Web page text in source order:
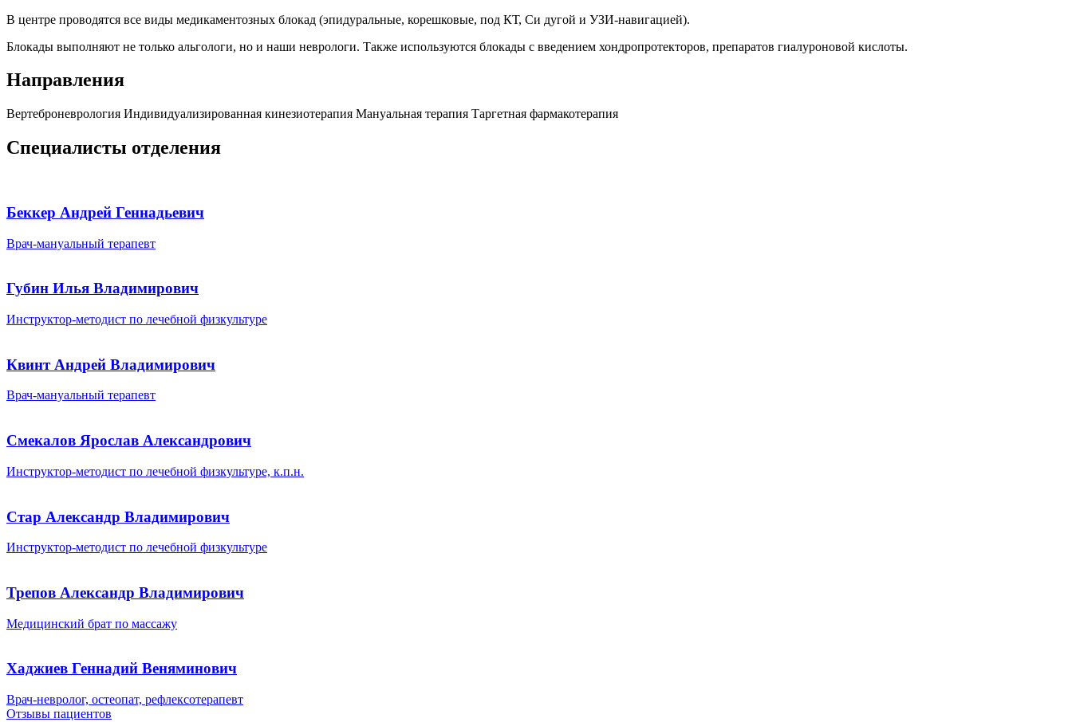
В центре проводятся все виды медикаментозных блокад (эпидуральные, корешковые, под КТ, Си дугой и УЗИ-навигацией).
Блокады выполняют не только альгологи, но и наши неврологи. Также используются блокады с введением хондропротекторов, препаратов гиалуроновой кислоты.
Направления
Вертеброневрология Индивидуализированная кинезиотерапия Мануальная терапия Таргетная фармакотерапия
Специалисты отделения
Беккер Андрей Геннадьевич
Врач-мануальный терапевт
Губин Илья Владимирович
Инструктор-методист по лечебной физкультуре
Квинт Андрей Владимирович
Врач-мануальный терапевт
Смекалов Ярослав Александрович
Инструктор-методист по лечебной физкультуре, к.п.н.
Стар Александр Владимирович
Инструктор-методист по лечебной физкультуре
Трепов Александр Владимирович
Медицинский брат по массажу
Хаджиев Геннадий Веняминович
Врач-невролог, остеопат, рефлексотерапевт
Отзывы пациентов